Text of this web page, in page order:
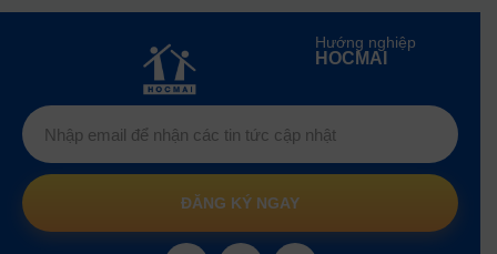
Hướng nghiệp
HOCMAI
ĐĂNG KÝ NGAY